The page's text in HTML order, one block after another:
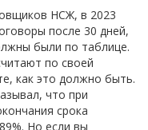
НСЖ, в 2023
после 30 дней,
были по таблице.
по своей
как это должно быть.
что при
срока
Но если вы